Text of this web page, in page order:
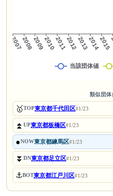
類似団体
🥇TOP東京都千代田区#1/23
⏫UP東京都板橋区#1/23
●NOW東京都練馬区#1/23
⏬DN東京都足立区#1/23
⚓BOT東京都江戸川区#1/23